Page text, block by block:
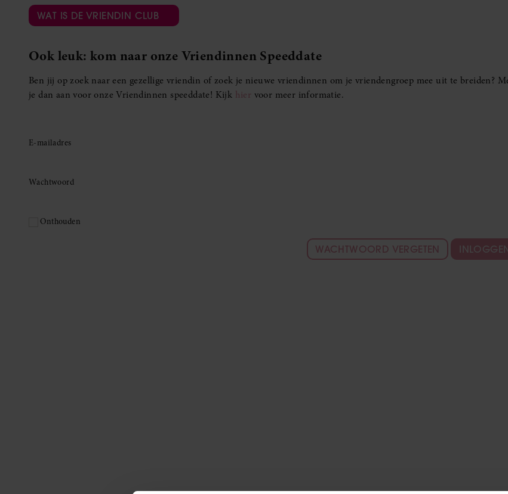
WAT IS DE VRIENDIN CLUB
Ook leuk: kom naar onze Vriendinnen Speeddate
Ben jij op zoek naar een gezellige vriendin of zoek je nieuwe vriendinnen om je vriendengroep mee uit te breiden?
je dan aan voor onze Vriendinnen speeddate! Kijk hier voor meer informatie.
E-mailadres
Wachtwoord
Onthouden
WACHTWOORD VERGETEN